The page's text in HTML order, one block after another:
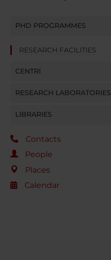
PHD PROGRAMMES
RESEARCH FACILITIES
CENTRI
RESEARCH LABORATORIES
LIBRARIES
Contacts
People
Places
Calendar